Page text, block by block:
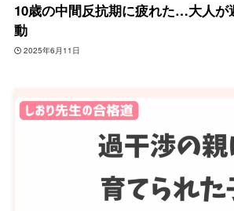
10歳の中間反抗期に疲れた…大人が
動
2025年6月11日